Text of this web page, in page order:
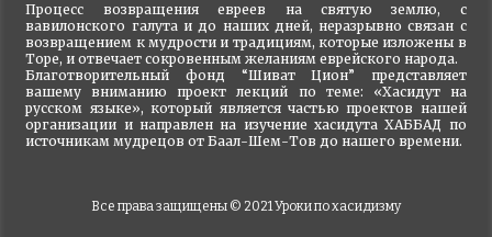
Процесс возвращения евреев на святую землю, с
вавилонского галута и до наших дней, неразрывно связан с
возвращением к мудрости и традициям, которые изложены в
Торе, и отвечает сокровенным желаниям еврейского народа.
Благотворительный фонд “Шиват Цион” представляет
вашему вниманию проект лекций по теме: «Хасидут на
русском языке», который является частью проектов нашей
организации и направлен на изучение хасидута ХАББАД по
источникам мудрецов от Баал-Шем-Тов до нашего времени.
Все права защищены © 2021Уроки по хасидизму